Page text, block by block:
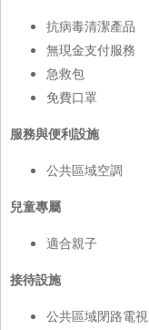
抗病毒清潔產品
無現金支付服務
急救包
免費口罩
服務與便利設施
公共區域空調
兒童專屬
適合親子
接待設施
公共區域閉路電視